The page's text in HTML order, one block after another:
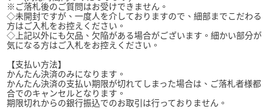
※ご落札後のご質問はお受けできません。
◇未開封ですが、一度人を介しておりますので、細部までこだわる
方はご入札をお控えください。
◇上記以外にも欠品、欠陥がある場合がございます。細かい部分が
気になる方はご入札をお控えください。
【支払い方法】
かんたん決済のみになります。
かんたん決済の支払い期限が切れてしまった場合は、ご落札者様都
合でのキャンセルとなります。
期限切れからの銀行振込でのお取引は行っておりません。